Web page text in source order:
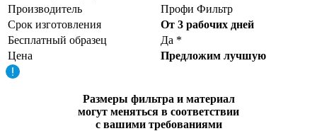
Производитель
Профи Фильтр
Срок изготовления
От 3 рабочих дней
Бесплатный образец
Да *
Цена
Предложим лучшую
Размеры фильтра и материал
могут меняться в соответствии
с вашими требованиями